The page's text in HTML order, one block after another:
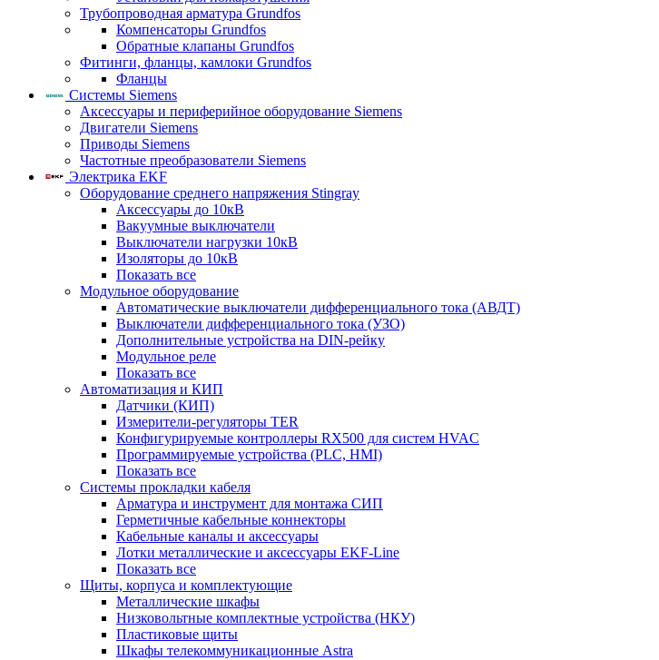
Трубопроводная арматура Grundfos
Компенсаторы Grundfos
Обратные клапаны Grundfos
Фитинги, фланцы, камлоки Grundfos
Фланцы
Системы Siemens
Аксессуары и периферийное оборудование Siemens
Двигатели Siemens
Приводы Siemens
Частотные преобразователи Siemens
Электрика EKF
Оборудование среднего напряжения Stingray
Аксессуары до 10кВ
Вакуумные выключатели
Выключатели нагрузки 10кВ
Изоляторы до 10кВ
Показать все
Модульное оборудование
Автоматические выключатели дифференциального тока (АВДТ)
Выключатели дифференциального тока (УЗО)
Дополнительные устройства на DIN-рейку
Модульное реле
Показать все
Автоматизация и КИП
Датчики (КИП)
Измерители-регуляторы TER
Конфигурируемые контроллеры RX500 для систем HVAC
Программируемые устройства (PLC, HMI)
Показать все
Системы прокладки кабеля
Арматура и инструмент для монтажа СИП
Герметичные кабельные коннекторы
Кабельные каналы и аксессуары
Лотки металлические и аксессуары EKF-Line
Показать все
Щиты, корпуса и комплектующие
Металлические шкафы
Низковольтные комплектные устройства (НКУ)
Пластиковые щиты
Шкафы телекоммуникационные Astra